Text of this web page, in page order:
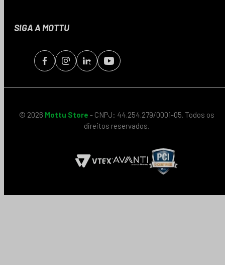
SIGA A MOTTU
© 2026 Mottu Store - CNPJ: 44.254.279/0001-05. Todos os
direitos reservados.